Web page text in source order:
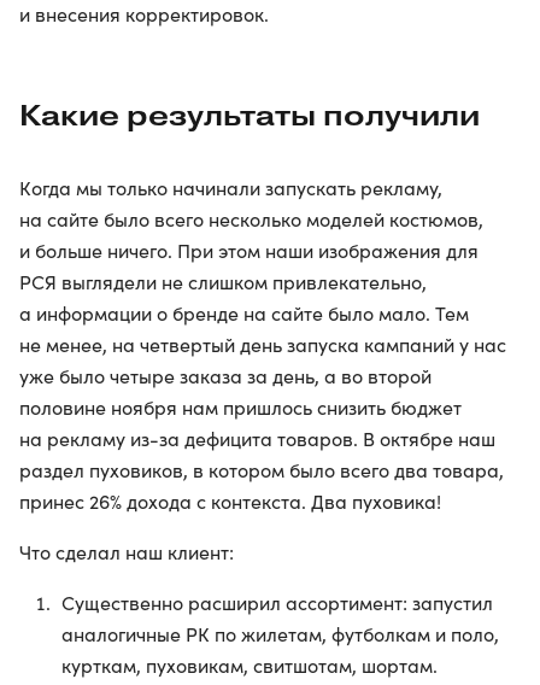
и внесения корректировок.
Какие результаты получили
Когда мы только начинали запускать рекламу,
на сайте было всего несколько моделей костюмов,
и больше ничего. При этом наши изображения для
РСЯ выглядели не слишком привлекательно,
а информации о бренде на сайте было мало. Тем
не менее, на четвертый день запуска кампаний у нас
уже было четыре заказа за день, а во второй
половине ноября нам пришлось снизить бюджет
на рекламу из-за дефицита товаров. В октябре наш
раздел пуховиков, в котором было всего два товара,
принес 26% дохода с контекста. Два пуховика!
Что сделал наш клиент:
Существенно расширил ассортимент: запустил
аналогичные РК по жилетам, футболкам и поло,
курткам, пуховикам, свитшотам, шортам.